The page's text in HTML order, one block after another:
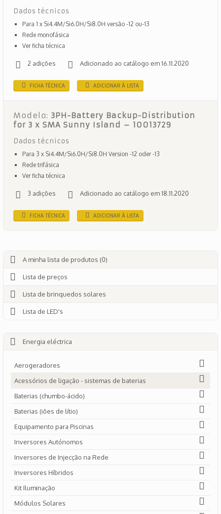
Dados técnicos
Para 1 x Si4.4M/Si6.0H/Si8.0H versão -12 ou-13
Rede monofásica
Ver ficha técnica
2 adições Adicionado ao catálogo em 16.11.2020
FICHA TÉCNICA ADICIONAR À LISTA
Modelo: 3PH-Battery Backup-Distribution
for 3 x SMA Sunny Island – 10013729
Dados técnicos
Para 3 x Si4.4M/Si6.0H/Si8.0H Version -12 oder -13
Rede trifásica
Ver ficha técnica
3 adições Adicionado ao catálogo em 18.11.2020
FICHA TÉCNICA ADICIONAR À LISTA
A minha lista de produtos (0)
Lista de preços
Lista de brinquedos solares
Lista de LED's
Energia eléctrica
Aerogeradores
Acessórios de ligação - sistemas de baterias
Baterias (chumbo-ácido)
Baterias (iões de lítio)
Equipamento para Piscinas
Inversores Autónomos
Inversores de Injecção na Rede
Inversores Híbridos
Kit Iluminação
Módulos Solares